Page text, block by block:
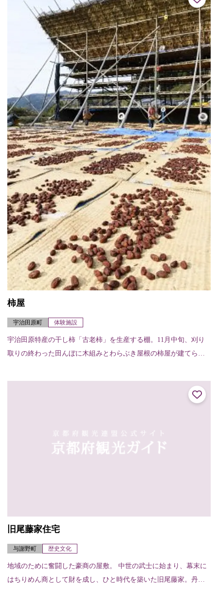
柿屋
宇治田原町 体験施設
宇治田原特産の干し柿「古老柿」を生産する棚。11月中旬、刈り
取りの終わった田んぼに木組みとわらぶき屋根の柿屋が建てら
山、禅定寺の各地区に建...
旧尾藤家住宅
与謝野町 歴史文化
地域のために奮闘した豪商の屋敷。 中世の武士に始まり、幕末に
はちりめん商として財を成し、ひと時代を築いた旧尾藤家。丹後